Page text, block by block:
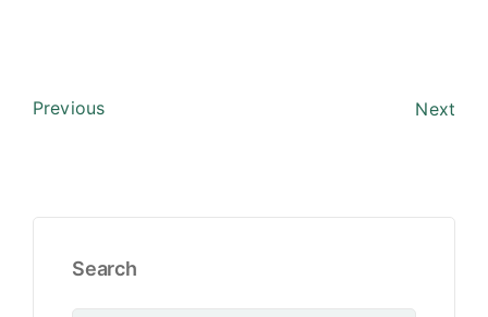
Previous Next
Search